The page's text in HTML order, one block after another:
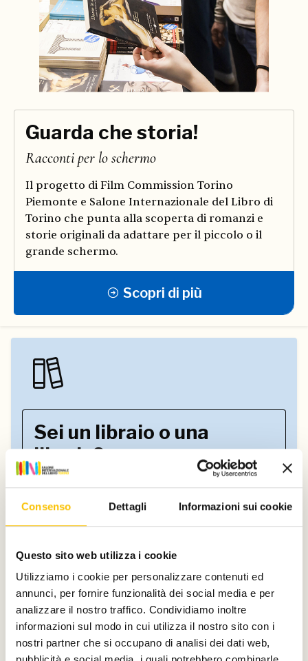
Consenso Dettagli Informazioni sui cookie
Questo sito web utilizza i cookie
Utilizziamo i cookie per personalizzare contenuti ed
annunci, per fornire funzionalità dei social media e per
analizzare il nostro traffico. Condividiamo inoltre
informazioni sul modo in cui utilizza il nostro sito con i
nostri partner che si occupano di analisi dei dati web,
Guarda che storia!
Racconti per lo schermo
Il progetto di Film Commission Torino
Piemonte e Salone Internazionale del Libro di
Torino che punta alla scoperta di romanzi e
storie originali da adattare per il piccolo o il
grande schermo.
Scopri di più
Sei un libraio o una
libraia?
con la professione per ricevere
aggiornamenti.
Accedi o registrati